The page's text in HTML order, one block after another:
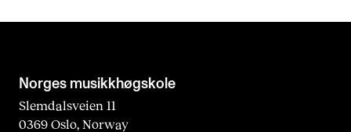
Norges musikk­høgskole
Slemdalsveien 11
0369 Oslo, Norway